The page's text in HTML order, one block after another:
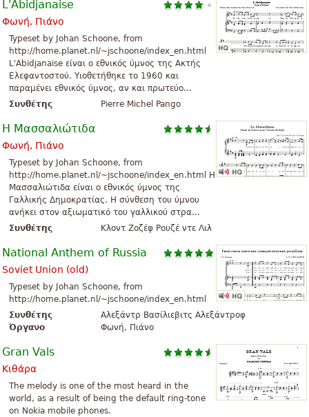
L'Abidjanaise
Φωνή, Πιάνο
Typeset by Johan Schoone, from
http://home.planet.nl/~jschoone/index_en.html
L'Abidjanaise είναι ο εθνικός ύμνος της Ακτής
Ελεφαντοστού. Υιοθετήθηκε το 1960 και
παραμένει εθνικός ύμνος, αν και πρωτεύο...
Συνθέτης
Pierre Michel Pango
Η Μασσαλιώτιδα
Φωνή, Πιάνο
Typeset by Johan Schoone, from
http://home.planet.nl/~jschoone/index_en.html Η
Μασσαλιώτιδα είναι ο εθνικός ύμνος της
Γαλλικής Δημοκρατίας. Η σύνθεση του ύμνου
ανήκει στον αξιωματικό του γαλλικού στρα...
Συνθέτης
Κλοντ Ζοζέφ Ρουζέ ντε Λιλ
National Anthem of Russia
Soviet Union (old)
Typeset by Johan Schoone, from
http://home.planet.nl/~jschoone/index_en.html
Συνθέτης
Αλεξάντρ Βασίλιεβιτς Αλεξάντροφ
Όργανο
Φωνή, Πιάνο
Gran Vals
Κιθάρα
The melody is one of the most heard in the
world, as a result of being the default ring-tone
on Nokia mobile phones.